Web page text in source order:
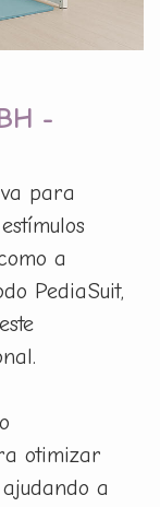
-
para
a
PediaSuit,
otimizar
a